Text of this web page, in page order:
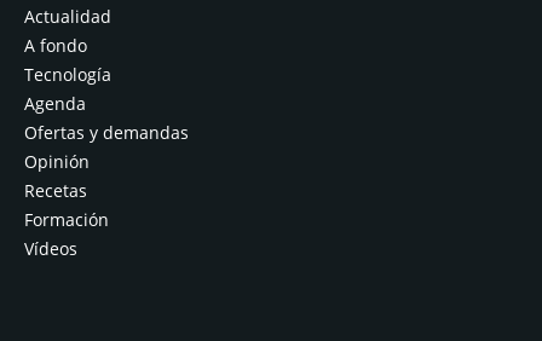
Actualidad
A fondo
Tecnología
Agenda
Ofertas y demandas
Opinión
Recetas
Formación
Vídeos